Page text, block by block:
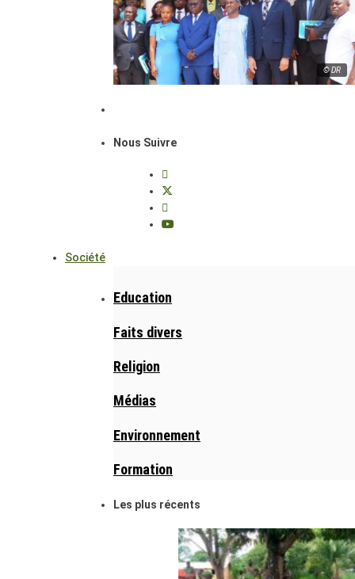
© DR
Nous Suivre
Société
Education
Faits divers
Religion
Médias
Environnement
Formation
Les plus récents